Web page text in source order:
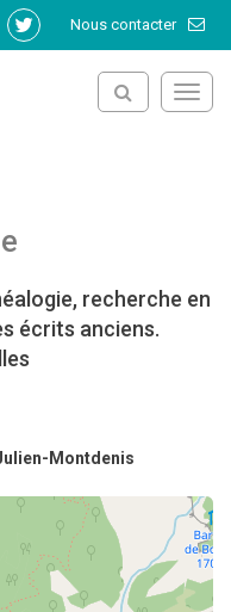
Nous contacter
Lien
recherche en
écrits anciens.
Montdenis